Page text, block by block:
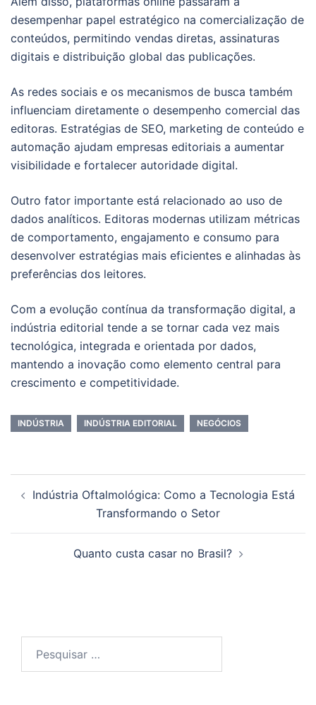
desempenhar papel estratégico na comercialização de
conteúdos, permitindo vendas diretas, assinaturas
digitais e distribuição global das publicações.
As redes sociais e os mecanismos de busca também
influenciam diretamente o desempenho comercial das
editoras. Estratégias de SEO, marketing de conteúdo e
automação ajudam empresas editoriais a aumentar
visibilidade e fortalecer autoridade digital.
Outro fator importante está relacionado ao uso de
dados analíticos. Editoras modernas utilizam métricas
de comportamento, engajamento e consumo para
desenvolver estratégias mais eficientes e alinhadas às
preferências dos leitores.
Com a evolução contínua da transformação digital, a
indústria editorial tende a se tornar cada vez mais
tecnológica, integrada e orientada por dados,
mantendo a inovação como elemento central para
crescimento e competitividade.
INDÚSTRIA INDÚSTRIA EDITORIAL NEGÓCIOS
de Indústria Oftalmológica: Como a Tecnologia Está
Transformando o Setor
Quanto custa casar no Brasil?
por: